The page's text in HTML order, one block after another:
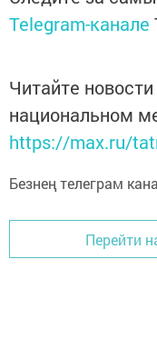
Telegram-канале
Читайте
национальном
https://max.ru/
Безнең телеграм
Перейти